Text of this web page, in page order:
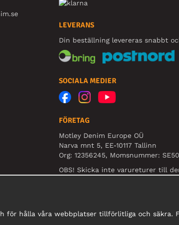
LEVERANS
Din beställning levereras snabbt
SOCIALA MEDIER
FÖRETAG
Motley Denim Europe OÜ
Narva mnt 5, EE-10117 Tallinn
Org: 12356245, Momsnummer:
OBS! Skicka inte varureturer till
för hålla våra webbplatser tillförlitliga och säkra.